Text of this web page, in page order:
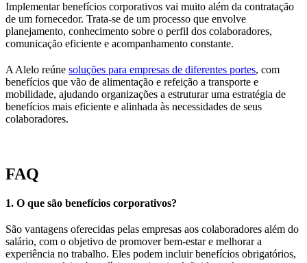
Implementar benefícios corporativos vai muito além da contratação
de um fornecedor. Trata-se de um processo que envolve
planejamento, conhecimento sobre o perfil dos colaboradores,
comunicação eficiente e acompanhamento constante.
A Alelo reúne soluções para empresas de diferentes portes, com
benefícios que vão de alimentação e refeição a transporte e
mobilidade, ajudando organizações a estruturar uma estratégia de
benefícios mais eficiente e alinhada às necessidades de seus
colaboradores.
FAQ
1. O que são benefícios corporativos?
São vantagens oferecidas pelas empresas aos colaboradores além do
salário, com o objetivo de promover bem-estar e melhorar a
experiência no trabalho. Eles podem incluir benefícios obrigatórios,